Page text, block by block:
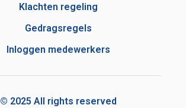
Klachten regeling
Gedragsregels
Inloggen medewerkers
© 2025 All rights reserved